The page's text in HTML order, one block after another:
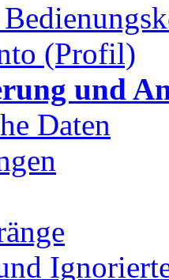
(Profil)
und
Daten